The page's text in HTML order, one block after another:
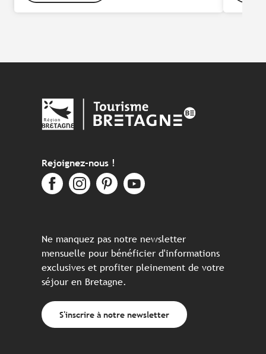
Rejoignez-nous !
Ne manquez pas notre newsletter
mensuelle pour bénéficier d'informations
exclusives et profiter pleinement de votre
séjour en Bretagne.
S'inscrire à notre newsletter